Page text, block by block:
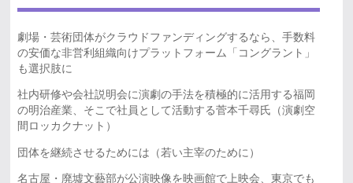
劇場・芸術団体がクラウドファンディングするなら、手数料
の安価な非営利組織向けプラットフォーム「コングラント」
も選択肢に
社内研修や会社説明会に演劇の手法を積極的に活用する福岡
の明治産業、そこで社員として活動する菅本千尋氏（演劇空
間ロッカクナット）
団体を継続させるためには（若い主宰のために）
名古屋・廃墟文藝部が公演映像を映画館で上映会、東京でも